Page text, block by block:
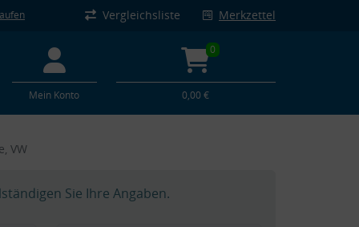
Vergleichsliste Merkzettel
Mein Konto
0
0,00 €
VW
Sie Ihre Angaben.